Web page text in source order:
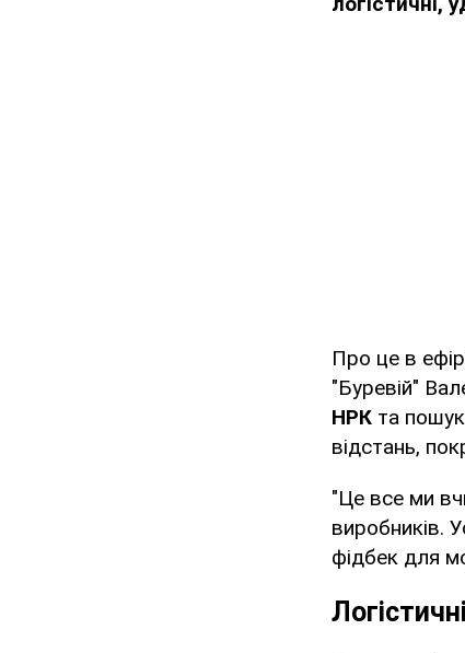
Про це в
"Буревій"
НРК та
відстань,
"Це все ми
виробників.
фідбек для